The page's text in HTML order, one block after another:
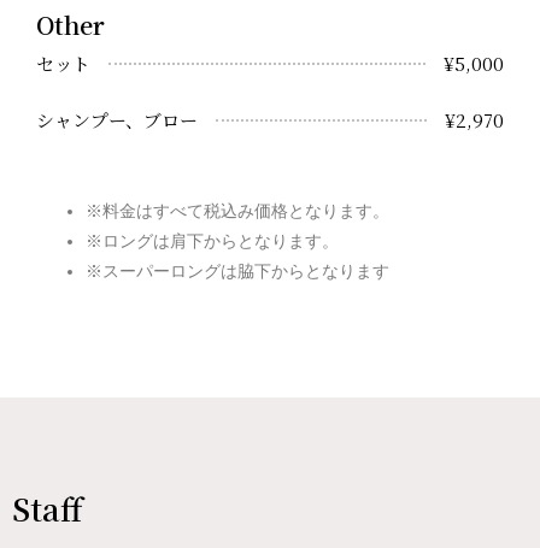
Other
セット ¥5,000
シャンプー、ブロー ¥2,970
※料金はすべて税込み価格となります。
※ロングは肩下からとなります。
※スーパーロングは脇下からとなります
Staff